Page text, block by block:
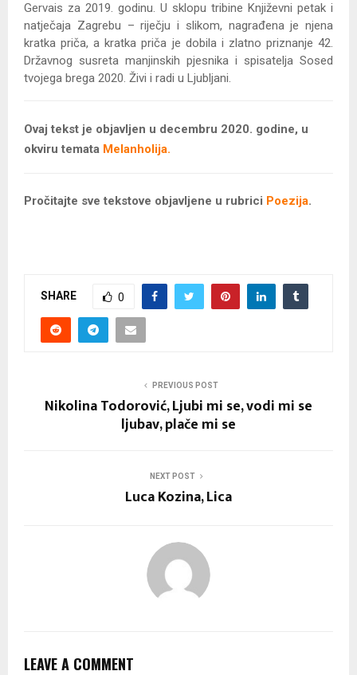
Gervais za 2019. godinu. U sklopu tribine Književni petak i
natječaja Zagrebu – riječju i slikom, nagrađena je njena
kratka priča, a kratka priča je dobila i zlatno priznanje 42.
Državnog susreta manjinskih pjesnika i spisatelja Sosed
tvojega brega 2020. Živi i radi u Ljubljani.
Ovaj tekst je objavljen u decembru 2020. godine, u
okviru temata Melanholija.
Pročitajte sve tekstove objavljene u rubrici Poezija.
SHARE 0
PREVIOUS POST
Nikolina Todorović, Ljubi mi se, vodi mi se
ljubav, plače mi se
NEXT POST
Luca Kozina, Lica
LEAVE A COMMENT